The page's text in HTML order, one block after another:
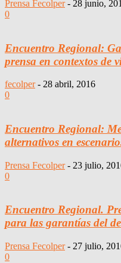
Prensa Fecolper - 28 junio,
0
Encuentro Regional:
prensa en contextos de
fecolper - 28 abril, 2016
0
Encuentro Regional:
alternativos en
Prensa Fecolper - 23 julio,
0
Encuentro Regional.
para las garantías del
Prensa Fecolper - 27 julio,
0